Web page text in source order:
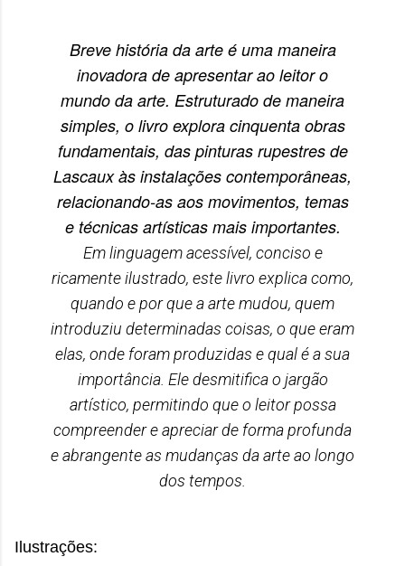
Breve história da arte é uma maneira
inovadora de apresentar ao leitor o
mundo da arte. Estruturado de maneira
simples, o livro explora cinquenta obras
fundamentais, das pinturas rupestres de
Lascaux às instalações contemporâneas,
relacionando-as aos movimentos, temas
e técnicas artísticas mais importantes.
Em linguagem acessível, conciso e
ricamente ilustrado, este livro explica como,
quando e por que a arte mudou, quem
introduziu determinadas coisas, o que eram
elas, onde foram produzidas e qual é a sua
importância. Ele desmitifica o jargão
artístico, permitindo que o leitor possa
compreender e apreciar de forma profunda
e abrangente as mudanças da arte ao longo
dos tempos.
Ilustrações: